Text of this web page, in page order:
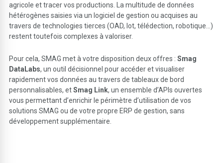
agricole et tracer vos productions. La multitude de données
hétérogènes saisies via un logiciel de gestion ou acquises au
travers de technologies tierces (OAD, Iot, télédection, robotique…)
restent toutefois complexes à valoriser.
Pour cela, SMAG met à votre disposition deux offres :Smag
DataLabs, un outil décisionnel pour accéder et visualiser
rapidement vos données au travers de tableaux de bord
personnalisables, etSmag Link, un ensemble d’APIs ouvertes
vous permettant d’enrichir le périmètre d’utilisation de vos
solutions SMAG ou de votre propre ERP de gestion, sans
développement supplémentaire.